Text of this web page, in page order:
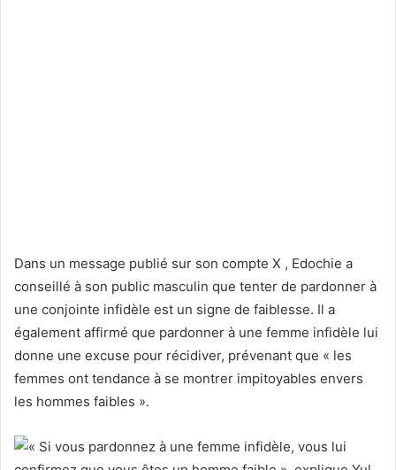
Dans un message publié sur son compte X , Edochie a
conseillé à son public masculin que tenter de pardonner à
une conjointe infidèle est un signe de faiblesse. Il a
également affirmé que pardonner à une femme infidèle lui
donne une excuse pour récidiver, prévenant que « les
femmes ont tendance à se montrer impitoyables envers
les hommes faibles ».